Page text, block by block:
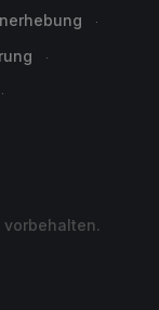
vorbehalten.